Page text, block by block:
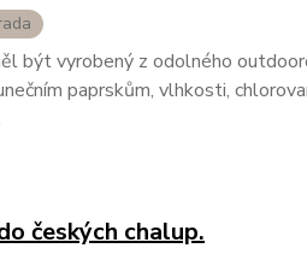
být vyrobený z odolného
paprskům, vlhkosti,
českých chalup.